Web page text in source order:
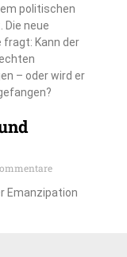
politischen
neue
fragt: Kann der
– oder wird er
Emanzipation